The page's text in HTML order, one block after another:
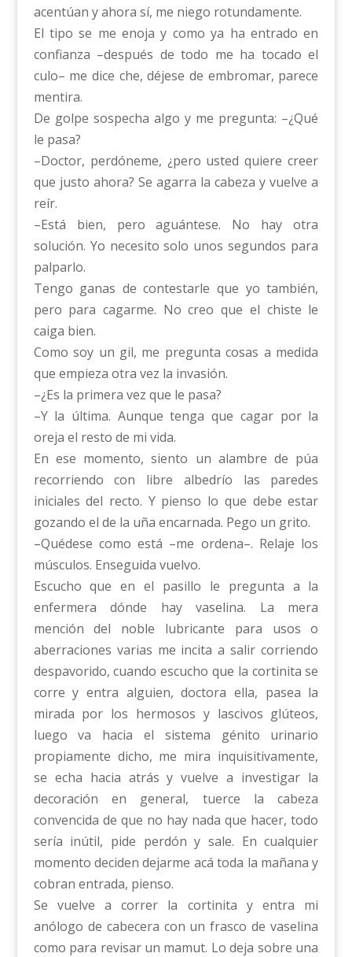
acentúan y ahora sí, me niego rotundamente.
El tipo se me enoja y como ya ha entrado en
confianza –después de todo me ha tocado el
culo– me dice che, déjese de embromar, parece
mentira.
De golpe sospecha algo y me pregunta: –¿Qué
le pasa?
–Doctor, perdóneme, ¿pero usted quiere creer
que justo ahora? Se agarra la cabeza y vuelve a
reír.
–Está bien, pero aguántese. No hay otra
solución. Yo necesito solo unos segundos para
palparlo.
Tengo ganas de contestarle que yo también,
pero para cagarme. No creo que el chiste le
caiga bien.
Como soy un gil, me pregunta cosas a medida
que empieza otra vez la invasión.
–¿Es la primera vez que le pasa?
–Y la última. Aunque tenga que cagar por la
oreja el resto de mi vida.
En ese momento, siento un alambre de púa
recorriendo con libre albedrío las paredes
iniciales del recto. Y pienso lo que debe estar
gozando el de la uña encarnada. Pego un grito.
–Quédese como está –me ordena–. Relaje los
músculos. Enseguida vuelvo.
Escucho que en el pasillo le pregunta a la
enfermera dónde hay vaselina. La mera
mención del noble lubricante para usos o
aberraciones varias me incita a salir corriendo
despavorido, cuando escucho que la cortinita se
corre y entra alguien, doctora ella, pasea la
mirada por los hermosos y lascivos glúteos,
luego va hacia el sistema génito urinario
propiamente dicho, me mira inquisitivamente,
se echa hacia atrás y vuelve a investigar la
decoración en general, tuerce la cabeza
convencida de que no hay nada que hacer, todo
sería inútil, pide perdón y sale. En cualquier
momento deciden dejarme acá toda la mañana y
cobran entrada, pienso.
Se vuelve a correr la cortinita y entra mi
anólogo de cabecera con un frasco de vaselina
como para revisar un mamut. Lo deja sobre una